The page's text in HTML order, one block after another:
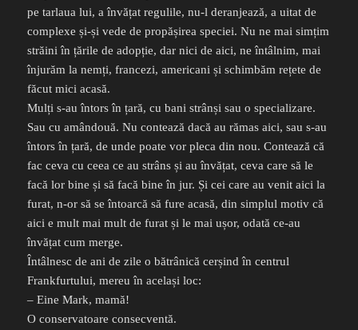
pe tarlaua lui, a învățat regulile, nu-l deranjează, a uitat de
complexe și-și vede de propășirea speciei. Nu ne mai simțim
străini în țările de adopție, dar nici de aici, ne întâlnim, mai
înjurăm la nemți, francezi, americani și schimbăm rețete de
făcut mici acasă.
Mulți s-au întors în țară, cu bani strânși sau o specializare.
Sau cu amândouă. Nu contează dacă au rămas aici, sau s-au
întors în țară, de unde poate vor pleca din nou. Contează că
fac ceva cu ceea ce au strâns și au învățat, ceva care să le
facă lor bine și să facă bine în jur. Și cei care au venit aici la
furat, n-or să se întoarcă să fure acasă, din simplul motiv că
aici e mult mai mult de furat și le mai ușor, odată ce-au
învățat cum merge.
Întâlnesc de ani de zile o bătrânică cerșind în centrul
Frankfurtului, mereu în același loc:
– Eine Mark, mamă!
O conservatoare consecventă.